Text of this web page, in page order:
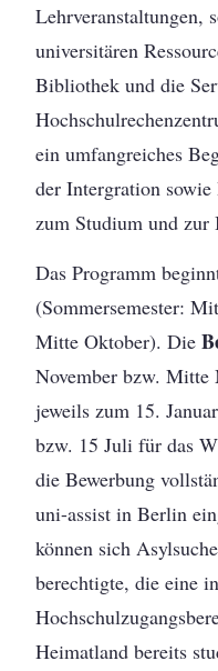
Lehrveranstaltungen,
universitären
Bibliothek und die
ein umfangreiches
der Intergration
zum Studium und zur
Das Programm
(Sommersemester:
Mitte Oktober). Die
November bzw.
jeweils zum 15.
bzw. 15 Juli für das
die Bewerbung
uni-assist in Berlin
können sich
berechtigte, die eine
Heimatland bereits